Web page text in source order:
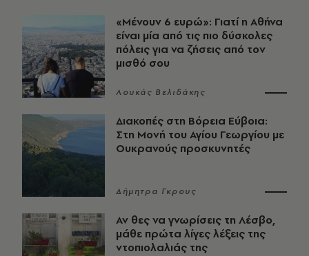
«Μένουν 6 ευρώ»: Γιατί η Αθήνα
είναι μία από τις πιο δύσκολες
πόλεις για να ζήσεις από τον
μισθό σου
Λουκάς Βελιδάκης
Διακοπές στη Βόρεια Εύβοια:
Στη Μονή του Αγίου Γεωργίου με
Ουκρανούς προσκυνητές
Δήμητρα Γκρους
Αν θες να γνωρίσεις τη Λέσβο,
μάθε πρώτα λίγες λέξεις της
ντοπιολαλιάς της